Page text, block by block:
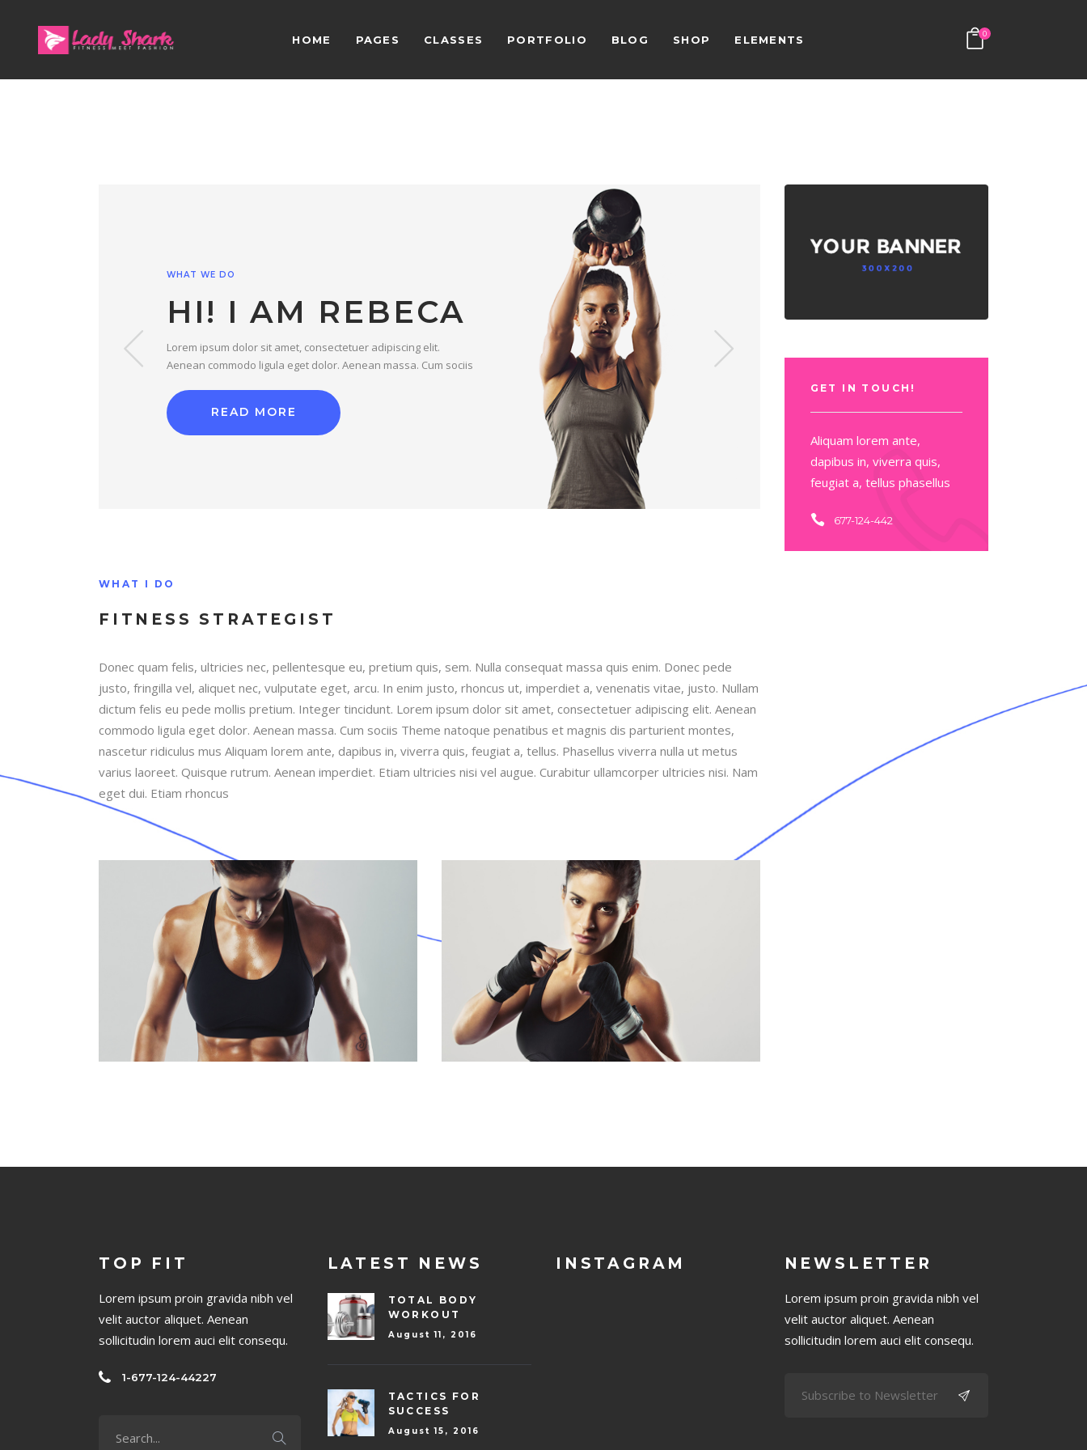
HOME PAGES CLASSES PORTFOLIO BLOG SHOP ELEMENTS 0
WHAT WE DO
HI! I AM REBECA
Lorem ipsum dolor sit amet, consectetuer adipiscing elit.
Aenean commodo ligula eget dolor. Aenean massa. Cum sociis
READ MORE
WHAT I DO
FITNESS STRATEGIST
Donec quam felis, ultricies nec, pellentesque eu, pretium quis, sem. Nulla consequat massa quis enim. Donec pede
justo, fringilla vel, aliquet nec, vulputate eget, arcu. In enim justo, rhoncus ut, imperdiet a, venenatis vitae, justo. Nullam
dictum felis eu pede mollis pretium. Integer tincidunt. Lorem ipsum dolor sit amet, consectetuer adipiscing elit. Aenean
commodo ligula eget dolor. Aenean massa. Cum sociis Theme natoque penatibus et magnis dis parturient montes,
nascetur ridiculus mus Aliquam lorem ante, dapibus in, viverra quis, feugiat a, tellus. Phasellus viverra nulla ut metus
varius laoreet. Quisque rutrum. Aenean imperdiet. Etiam ultricies nisi vel augue. Curabitur ullamcorper ultricies nisi. Nam
eget dui. Etiam rhoncus
GET IN TOUCH!
Aliquam lorem ante,
dapibus in, viverra quis,
feugiat a, tellus phasellus
677-124-442
TOP FIT
Lorem ipsum proin gravida nibh vel
velit auctor aliquet. Aenean
sollicitudin lorem auci elit consequ.
1-677-124-44227
LATEST NEWS
TOTAL BODY
WORKOUT
August 11, 2016
TACTICS FOR
SUCCESS
August 15, 2016
INSTAGRAM NEWSLETTER
Lorem ipsum proin gravida nibh vel
velit auctor aliquet. Aenean
sollicitudin lorem auci elit consequ.